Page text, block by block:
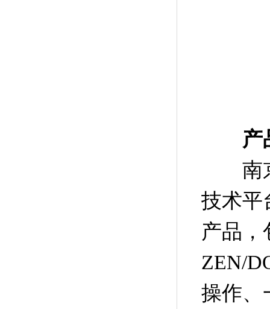
产
南京
技术平
产品，
ZEN/
操作、